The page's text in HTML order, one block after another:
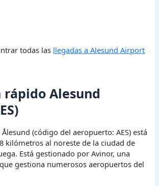
todas las llegadas a Alesund Airport
rápido Alesund
(código del aeropuerto: AES) está
kilómetros al noreste de la ciudad de
Está gestionado por Avinor, una
gestiona numerosos aeropuertos del